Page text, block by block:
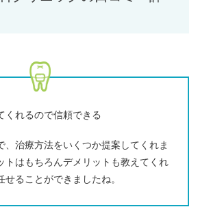
くれるので信頼できる
、治療方法をいくつか提案してくれま
トはもちろんデメリットも教えてくれ
せることができましたね。